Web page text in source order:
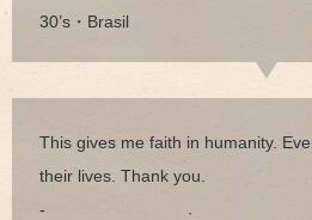
30’s・Brasil
This gives me faith in humanity.
their lives. Thank you.
-